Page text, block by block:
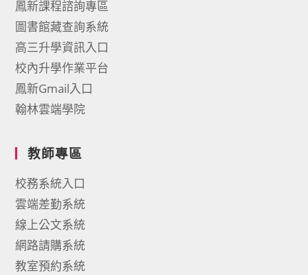
鳳新課程諮詢專區
圖書館藏查詢系統
高三升學資訊入口
校內升學作業平台
鳳新Gmail入口
翰林雲端學院
教師專區
校務系統入口
雲端差勤系統
線上公文系統
網路請購系統
教室預約系統